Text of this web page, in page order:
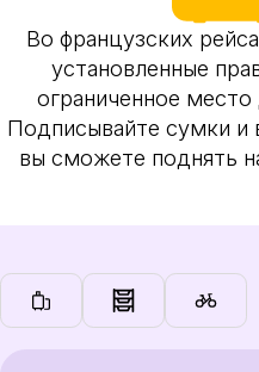
Во французских
установленные
ограниченное место
Подписывайте сумки и
вы сможете поднять